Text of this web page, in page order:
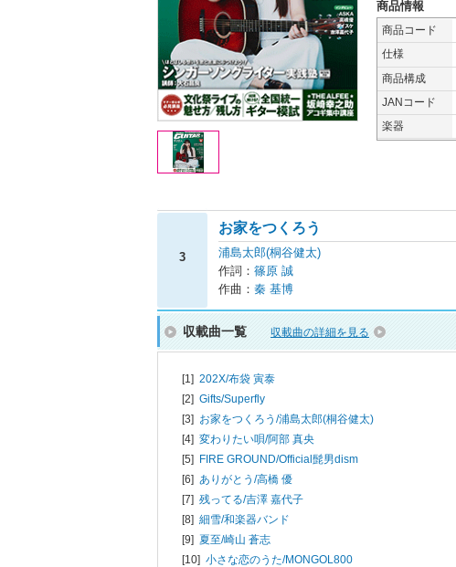
商品情報
商品コード
仕様
商品構成
JANコード
楽器
3
お家をつくろう
浦島太郎(桐谷健太)
作詞： 篠原 誠
作曲： 秦 基博
収載曲一覧 収載曲の詳細を見る
[1] 202X/布袋 寅泰
[2] Gifts/Superfly
[3] お家をつくろう/浦島太郎(桐谷健太)
[4] 変わりたい唄/阿部 真央
[5] FIRE GROUND/Official髭男dism
[6] ありがとう/高橋 優
[7] 残ってる/吉澤 嘉代子
[8] 細雪/和楽器バンド
[9] 夏至/崎山 蒼志
[10] 小さな恋のうた/MONGOL800